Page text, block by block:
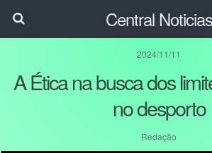
Central Noticias
2024/11/11
A Ética na busca dos
no desporto
Redação